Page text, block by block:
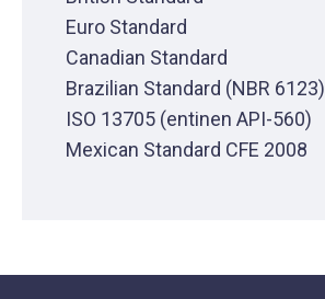
Euro Standard
Canadian Standard
Brazilian Standard (NBR 6123)
ISO 13705 (entinen API-560)
Mexican Standard CFE 2008